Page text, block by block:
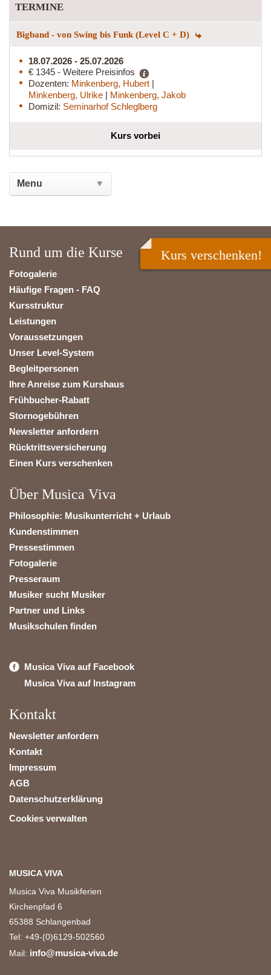
TERMINE
Bigband - von Swing bis Funk (Level C + D)
18.07.2026 - 25.07.2026
€ 1345 - Weitere Preisinfos
Dozenten: Minkenberg, Hubert |
Minkenberg, Ulrike | Minkenberg, Jakob
Domizil: Seminarhof Schleglberg
Kurs vorbei
Rund um die Kurse
Fotogalerie
Häufige Fragen - FAQ
Kursstruktur
Leistungen
Voraussetzungen
Unser Level-System
Begleitpersonen
Ihre Anreise zum Kurshaus
Frühbucher-Rabatt
Stornogebühren
Newsletter anfordern
Rücktrittsversicherung
Einen Kurs verschenken
Über Musica Viva
Philosophie: Musikunterricht + Urlaub
Kundenstimmen
Pressestimmen
Fotogalerie
Presseraum
Musiker sucht Musiker
Partner und Links
Musikschulen finden
Musica Viva auf Facebook
Musica Viva auf Instagram
Kontakt
Newsletter anfordern
Kontakt
Impressum
AGB
Datenschutzerklärung
Cookies verwalten
MUSICA VIVA
Musica Viva Musikferien
Kirchenpfad 6
65388 Schlangenbad
Tel: +49-(0)6129-502560
Mail: info@musica-viva.de
Kurs verschenken!